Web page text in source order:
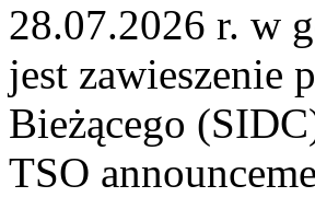
28.07.2026 r. w
jest zawieszenie
Bieżącego
TSO